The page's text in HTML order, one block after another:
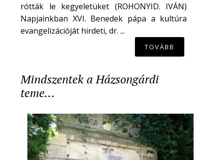
rótták le kegyeletüket (ROHONYID. IVÁN)
Napjainkban XVI. Benedek pápa a kultúra
evangelizációját hirdeti, dr. ...
TOVÁBB
Mindszentek a Házsongárdi
teme…